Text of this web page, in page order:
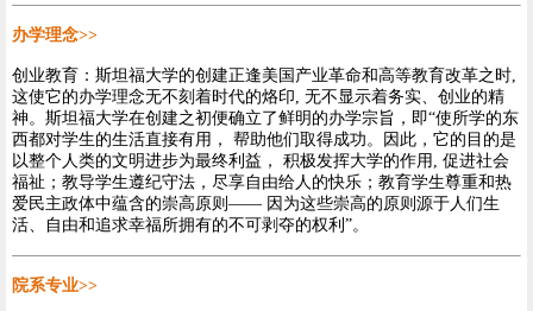
办学理念>>
创业教育：斯坦福大学的创建正逢美国产业革命和高等教育改革之时,
这使它的办学理念无不刻着时代的烙印, 无不显示着务实、创业的精
神。斯坦福大学在创建之初便确立了鲜明的办学宗旨，即“使所学的东
西都对学生的生活直接有用， 帮助他们取得成功。因此，它的目的是
以整个人类的文明进步为最终利益， 积极发挥大学的作用, 促进社会
福祉；教导学生遵纪守法，尽享自由给人的快乐；教育学生尊重和热
爱民主政体中蕴含的崇高原则—— 因为这些崇高的原则源于人们生
活、自由和追求幸福所拥有的不可剥夺的权利”。
院系专业>>